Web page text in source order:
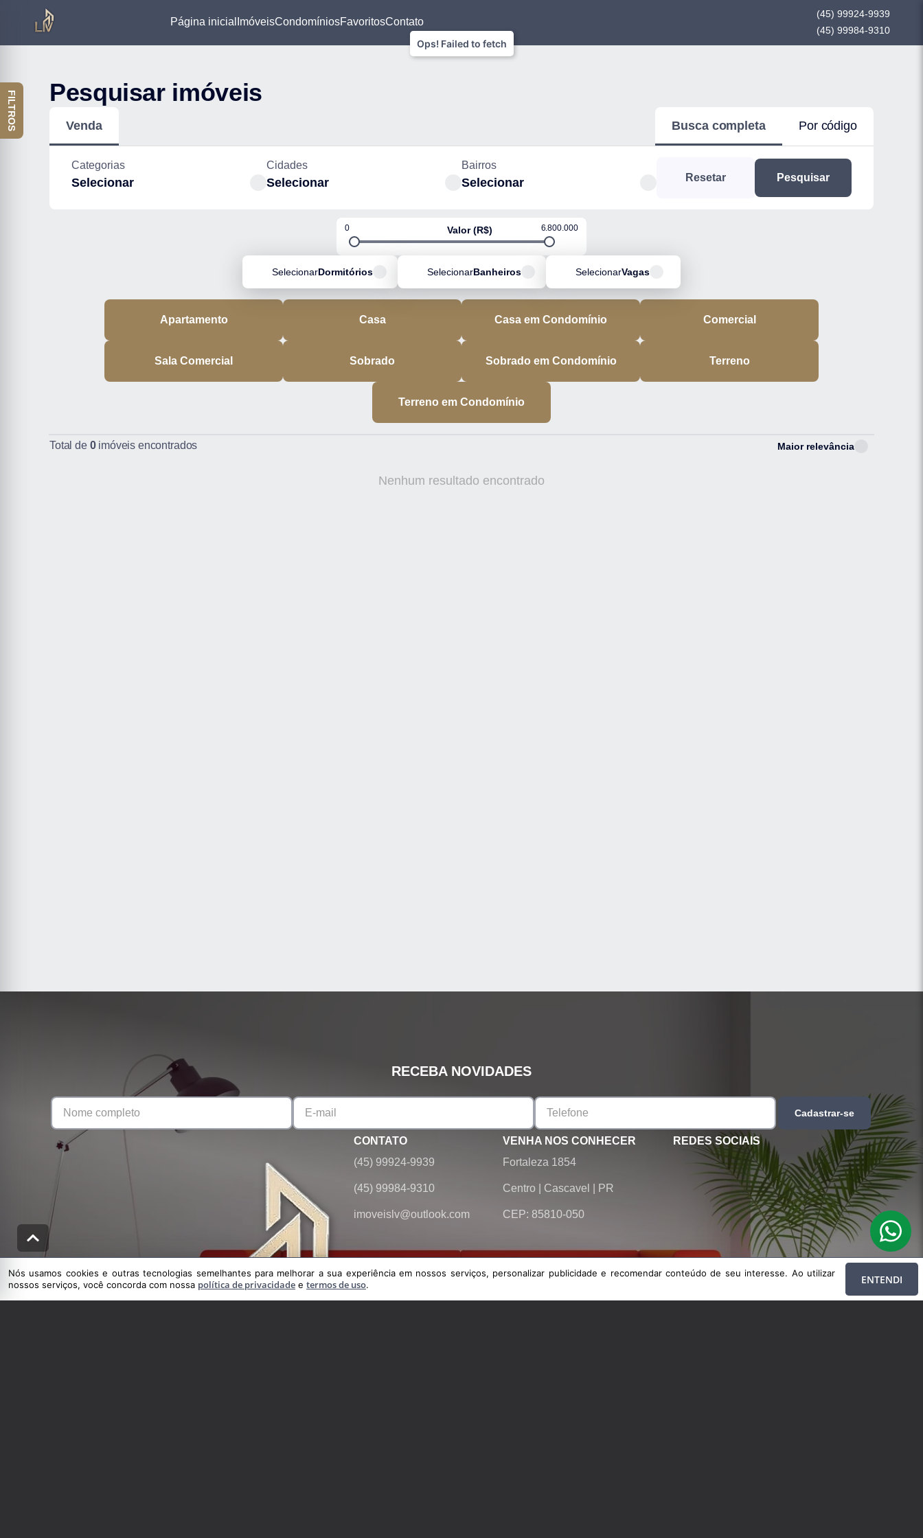
Página inicial ImóveisCondomíniosFavoritosContato
(45) 99924-9939
(45) 99984-9310
FILTROS Pesquisar imóveis
Venda Busca completa Por código
Categorias
Selecionar
Cidades
Selecionar
Bairros
Selecionar Resetar Pesquisar
0 Valor (R$) 6.800.000
SelecionarDormitórios SelecionarBanheiros SelecionarVagas
Apartamento Casa Casa em Condomínio Comercial
Sala Comercial Sobrado Sobrado em Condomínio Terreno
Terreno em Condomínio
Total de 0imóveis encontrados Maior relevância
Nenhum resultado encontrado
RECEBA NOVIDADES
Cadastrar-se
CONTATO
(45) 99924-9939
(45) 99984-9310
imoveislv@outlook.com
VENHA NOS CONHECER
Fortaleza 1854
Centro Cascavel PR
CEP: 85810-050
REDES SOCIAIS
VEJA TAMBÉM
Cadastre seu imóvel
TERMOS E PRIVACIDADE
Nós usamos cookies e outras tecnologias semelhantes para melhorar a sua experiência em nossos serviços, personalizar publicidade e recomendar conteúdo de seu interesse. Ao utilizar
nossos serviços, você concorda com nossa política de privacidade e termos de uso. ENTENDI